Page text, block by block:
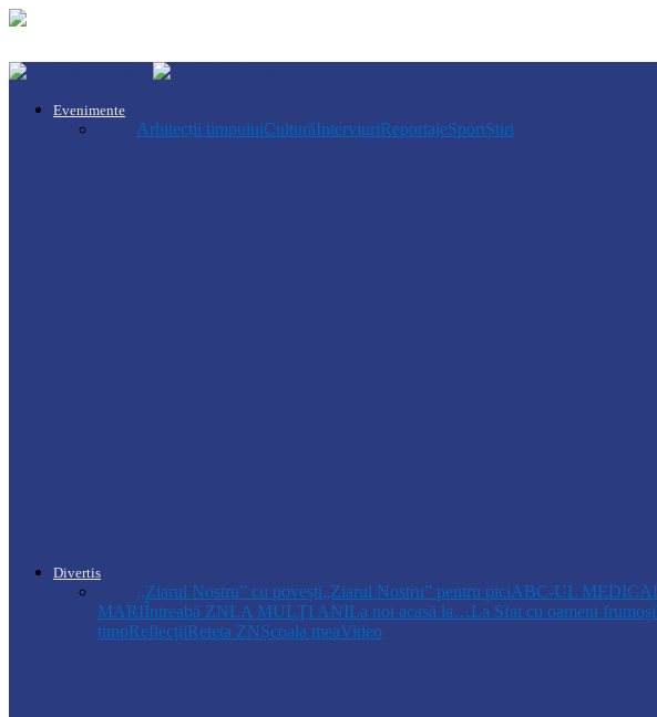
Evenimente
Arhitecții timpuluiCulturăInterviuriReportajeSportȘtiri
Divertis
,,Ziarul Nostru” cu povești„Ziarul Nostru” pentru piciABC-UL
MARIÎntreabă ZNLA MULŢI ANILa noi acasă la…La Sfat cu oameni frumoși
timpReflecțiiReteta ZNȘcoala meaVideo